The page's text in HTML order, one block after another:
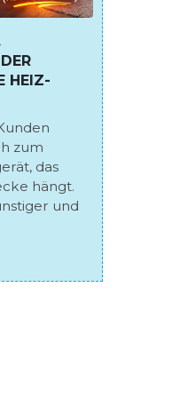
HEIZ-
zum
das
hängt.
und